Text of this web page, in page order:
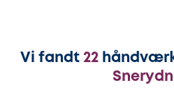
Vi fandt 22